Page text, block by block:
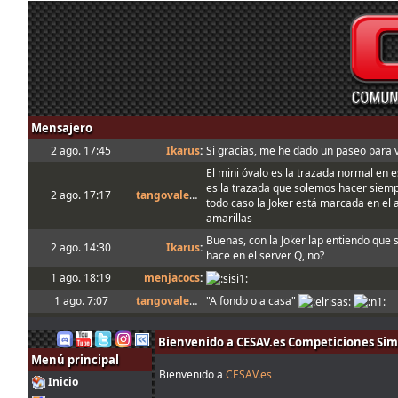
Mensajero
2 ago. 17:45 Ikarus: Si gracias, me he dado un paseo para
2 ago. 17:17 tangovalens
El mini óvalo es la trazada normal en
es la trazada que solemos hacer
todo caso la Joker está marcada en el
amarillas
2 ago. 14:30
Ikarus: Buenas, con la Joker lap entiendo
hace en el server Q, no?
1 ago. 18:19
menjacocs:
1 ago. 7:07
tangovalens "A fondo o a casa"
31 jul. 12:40
camtawn: Menjacocs, ten agallas y T1 ; *en ; Y
31 jul. 10:51
mitsumeku: Tienes que enviarlo al host cuando
setup
Menú principal
Inicio
Bienvenido a CESAV.es Competiciones
Bienvenido a CESAV.es